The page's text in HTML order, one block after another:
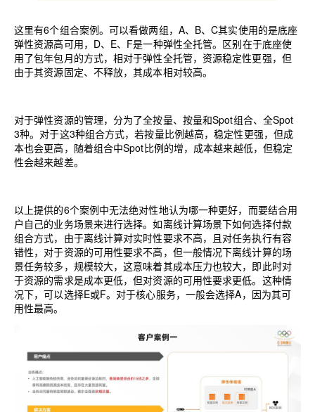
这里有6个组合案例。可以看做两组， A、 B、C其实使用的是底座
弹性资源高可用， D、 E、 F是一种弹性全托管。区别在于底座使
用了包年包月的方式，相对于弹性全托管，资源稳定性更强，但
由于其资源固定、不释放，其成本相对较高。
对于弹性资源的管理，分为了全按量、按量和Spot组合、全Spot
3种。对于这3种组合方式，若按量比例越高，稳定性更强，但成
本也会更高，随着组合中Spot比例的增，成本越来越低，但稳定
性会越来越差。
以上提供的6个案例中无法绝对性地认为哪一种更好，而要结合用
户自己的业务场景来进行选择。如离线计算场景下如何选择付款
组合方式，由于离线计算对实时性要求不高，且对任务执行有容
错性，对于资源的可用性要求不高，但一般情况下离线计算的场
景任务较多，规模较大，这意味着其成本压力也较大，即此时对
于资源的需求是成本更低，但对资源的可用性要求更低。这种情
况下，可以选择E或F。对于核心服务，一般会选择A，因为其可
用性最高。